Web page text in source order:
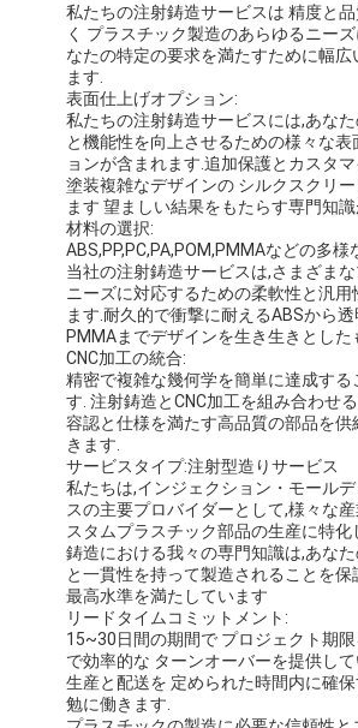
私たちの注射鋳造サービスは 精度と
く プラスチック製造のあらゆるニー
なたの特定の要求を満たすために幅広
ます.
表面仕上げオプション:
私たちの注射鋳造サービスには,あな
と機能性を向上させるための様々な表
ョンが含まれます.追加保護とカスタ
塗装複雑なデザインの シルクスクリ
ます 望ましい結果をもたらす専門知
材料の選択:
ABS,PP,PC,PA,POM,PMMAなどの多様
当社の注射鋳造サービスは,さまざま
ニーズに対応するための柔軟性と汎用
ます.耐久的で衝撃に耐えるABSから
PMMAまでデザインを生き生きとした
CNC加工の統合:
精密で複雑な幾何学を簡単に達成する
す. 注射鋳造とCNC加工を組み合わせ
容認と仕様を満たす高品質の部品を供
きます.
サービスタイプ:注射型造りサービス
私たちは,インジェクション・モール
スの主要プロバイダーとして,様々な
スタムプラスチック部品の生産に特化
鋳造における我々の専門知識は,あな
と一貫性を持って製造されることを
最高水準を満たしています
リードタイムコミットメント:
15~30日間の期間で プロジェクト期
で効率的な ターンオーバーを提供し
生産と配送を 定められた時間内に確
勉に働きます.